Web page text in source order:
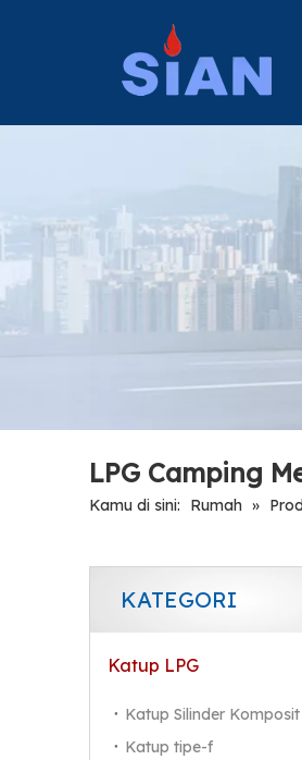
LPG Camping
Kamu di sini: Rumah »
KATEGORI
Katup LPG
Katup Silinder Komposit
Katup tipe-f